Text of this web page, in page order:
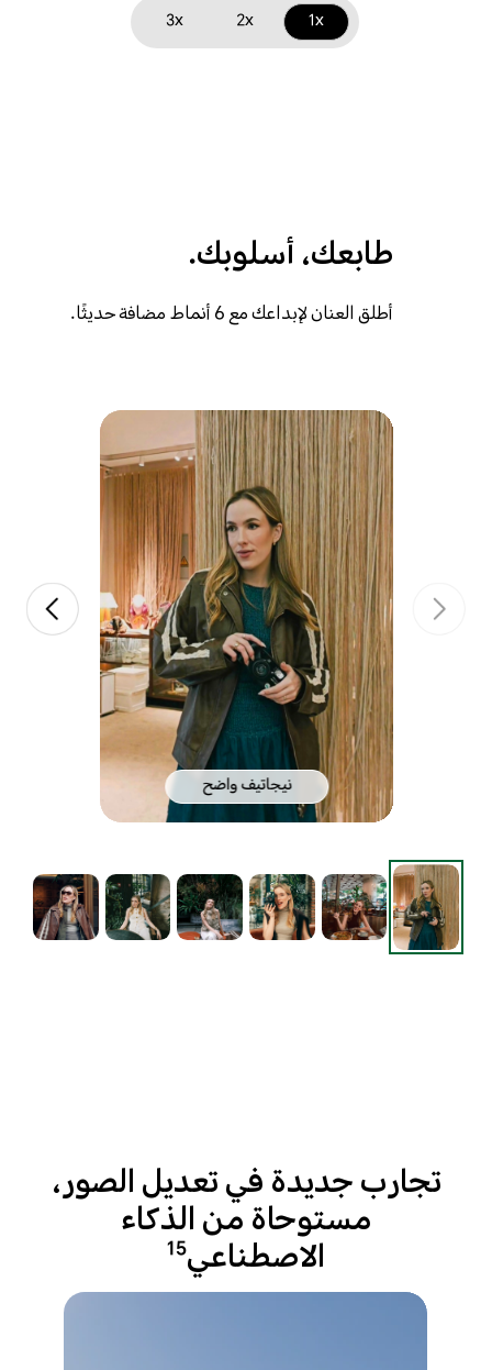
1x
2x
3x
طابعك، أسلوبك.
أطلق العنان لإبداعك مع 6 أنماط مضافة حديثًا.
نيجاتيف واضح
تجارب جديدة في تعديل الصور،
مستوحاة من الذكاء
الاصطناعي15